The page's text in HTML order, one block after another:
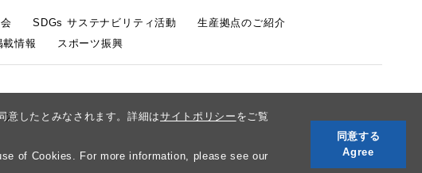
意したとみなされます。詳細はサイトポリシー をご覧
of Cookies. For more information, please see our
同意する
Agree
SDGs サステナビリティ活動
生産拠点のご紹介
載情報 スポーツ振興
プ